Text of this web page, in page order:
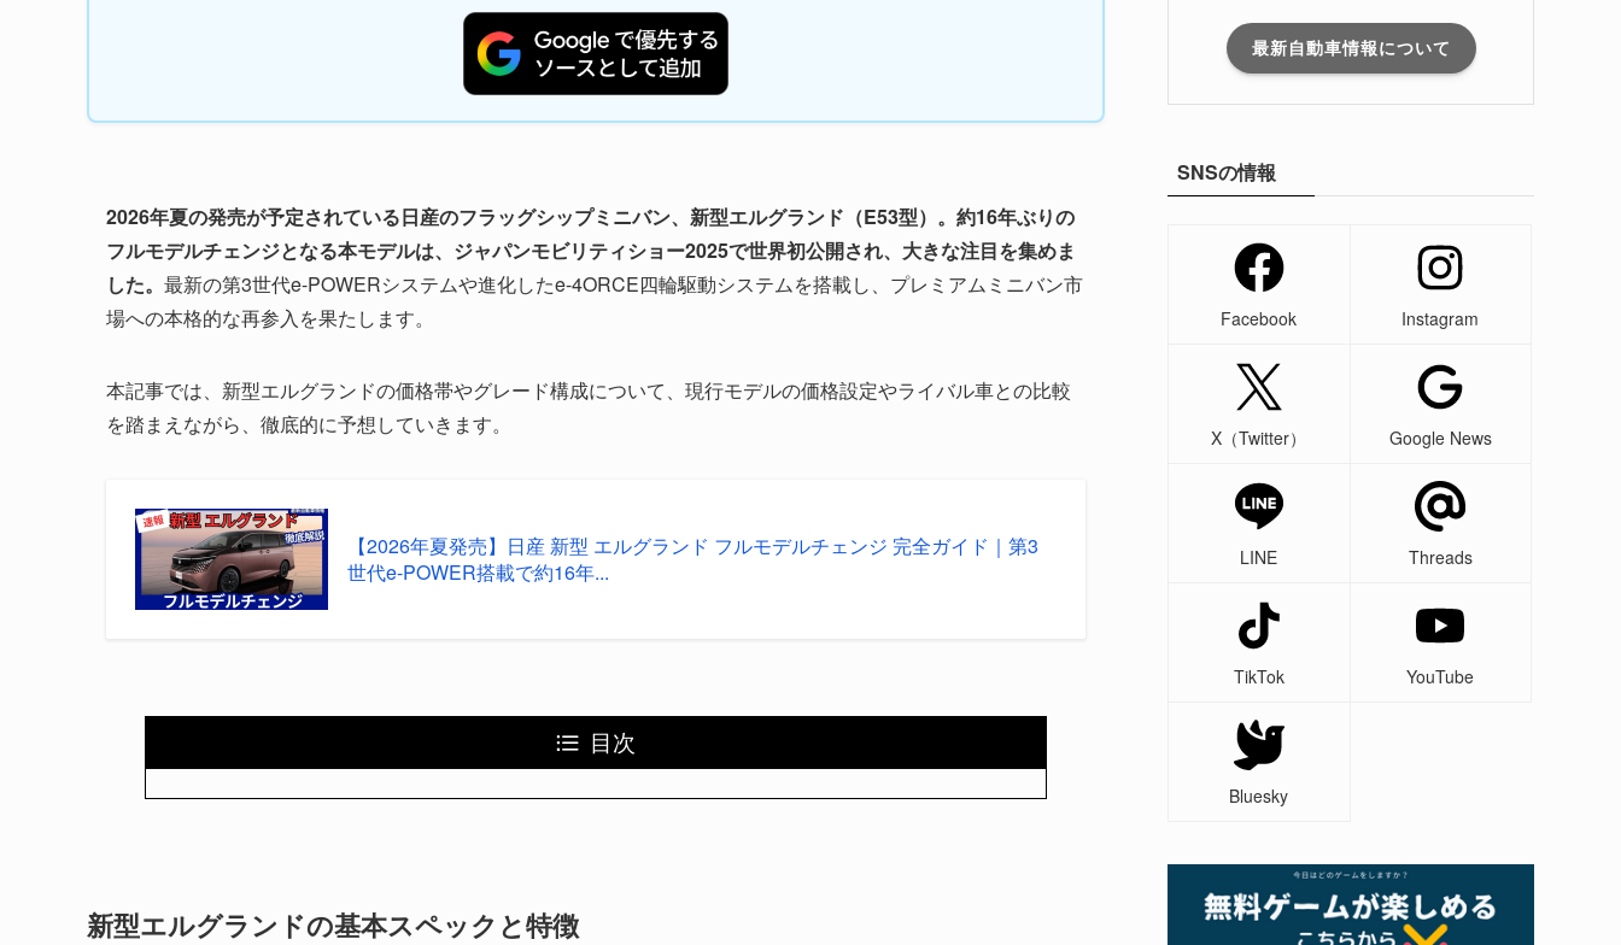
2026年夏の発売が予定されている日産のフラッグシップミニバン、新型エルグランド（E53型）。約16年ぶりの
フルモデルチェンジとなる本モデルは、ジャパンモビリティショー2025で世界初公開され、大きな注目を集めま
した。 最新の第3世代e-POWERシステムや進化したe-4ORCE四輪駆動システムを搭載し、プレミアムミニバン市
場への本格的な再参入を果たします。
本記事では、新型エルグランドの価格帯やグレード構成について、現行モデルの価格設定やライバル車との比較
を踏まえながら、徹底的に予想していきます。
【2026年夏発売】日産 新型 エルグランド フルモデルチェンジ 完全ガイド｜第3
世代e-POWER搭載で約16年...
目次
新型エルグランドの基本スペックと特徴
最新自動車情報について
SNSの情報
Facebook Instagram
X（Twitter） Google News
LINE Threads
TikTok YouTube
Bluesky